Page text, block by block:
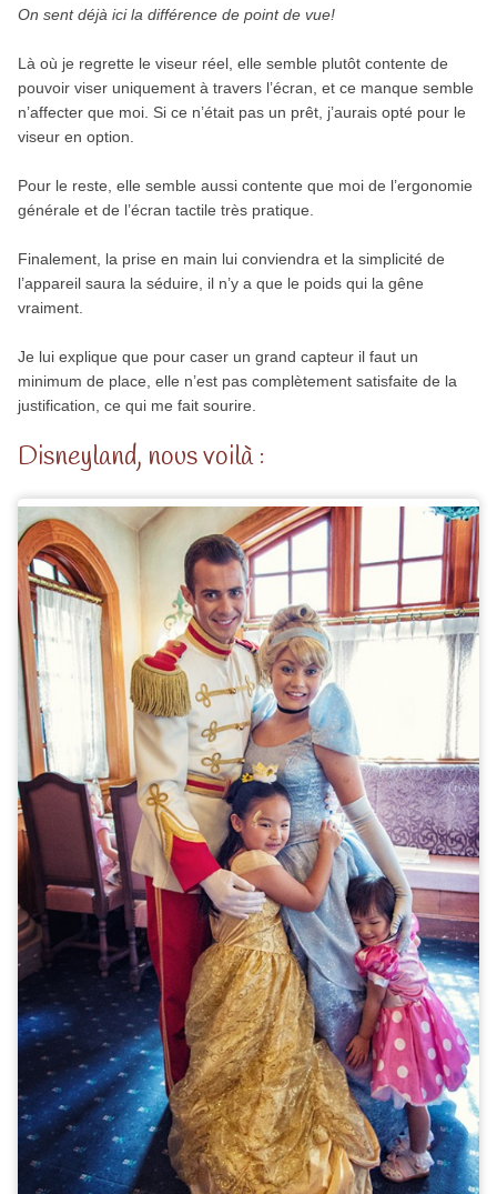
On sent déjà ici la différence de point de vue!
Là où je regrette le viseur réel, elle semble plutôt contente de
pouvoir viser uniquement à travers l’écran, et ce manque semble
n’affecter que moi. Si ce n’était pas un prêt, j’aurais opté pour le
viseur en option.
Pour le reste, elle semble aussi contente que moi de l’ergonomie
générale et de l’écran tactile très pratique.
Finalement, la prise en main lui conviendra et la simplicité de
l’appareil saura la séduire, il n’y a que le poids qui la gêne
vraiment.
Je lui explique que pour caser un grand capteur il faut un
minimum de place, elle n’est pas complètement satisfaite de la
justification, ce qui me fait sourire.
Disneyland, nous voilà :